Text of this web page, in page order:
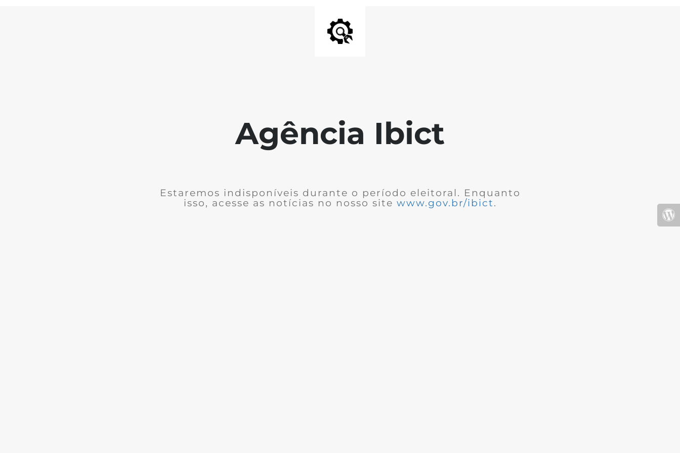
Agência Ibict
Estaremos indisponíveis durante o período eleitoral. Enquanto
isso, acesse as notícias no nosso site www.gov.br/ibict.